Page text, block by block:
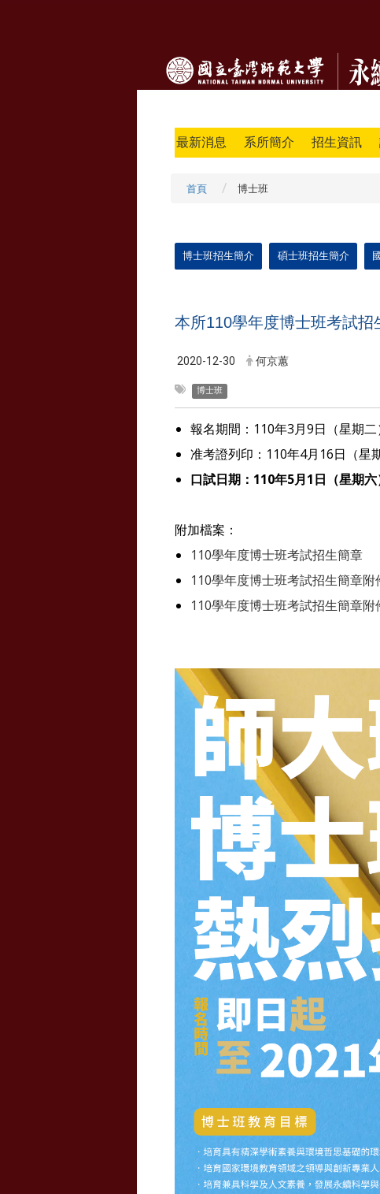
最新消息 系所簡介 招生資訊
首頁 博士班
博士班招生簡介 碩士班招生簡介
本所110學年度博士班考試招
2020-12-30 何京蕙
博士班
報名期間：110年3月9日（星期
准考證列印：110年4月16日（星
口試日期：110年5月1日（星期六
附加檔案：
110學年度博士班考試招生簡章
110學年度博士班考試招生簡章
110學年度博士班考試招生簡章